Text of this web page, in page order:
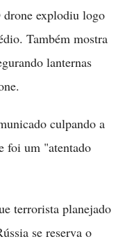
explodiu logo
Também mostra
lanternas
culpando a
foi um "atentado
terrorista planejado
se reserva o